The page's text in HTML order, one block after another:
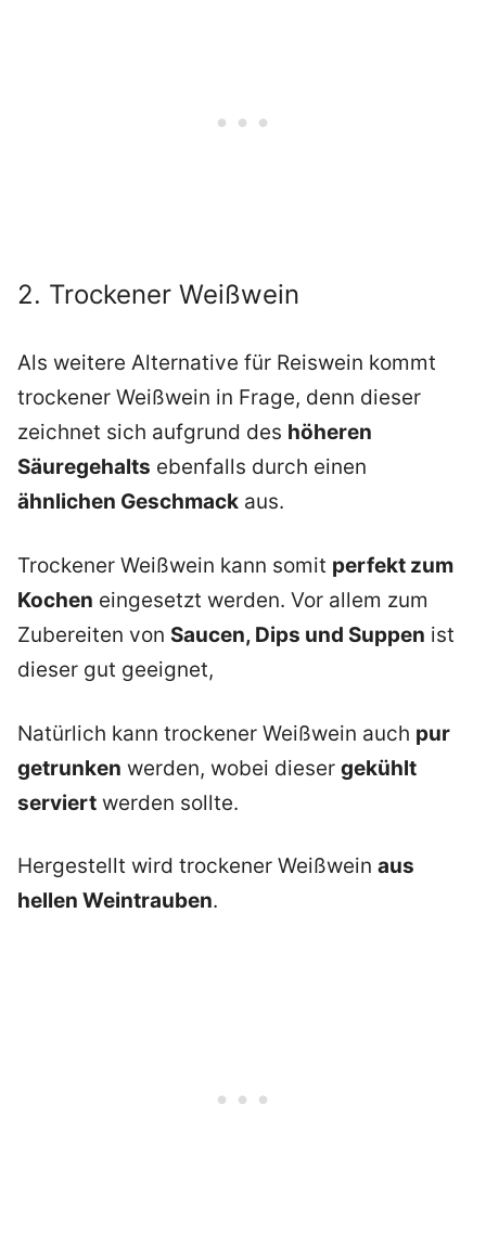
2. Trockener Weißwein
Als weitere Alternative für Reiswein kommt
trockener Weißwein in Frage, denn dieser
zeichnet sich aufgrund des höheren
Säuregehalts ebenfalls durch einen
ähnlichen Geschmack aus.
Trockener Weißwein kann somit perfekt zum
Kochen eingesetzt werden. Vor allem zum
Zubereiten von Saucen, Dips und Suppen ist
dieser gut geeignet,
Natürlich kann trockener Weißwein auch pur
getrunken werden, wobei dieser gekühlt
serviert werden sollte.
Hergestellt wird trockener Weißwein aus
hellen Weintrauben.